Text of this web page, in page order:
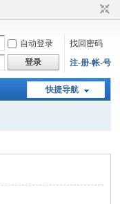
自动登录
找回密码
登录 注-册-帐-号
快捷导航